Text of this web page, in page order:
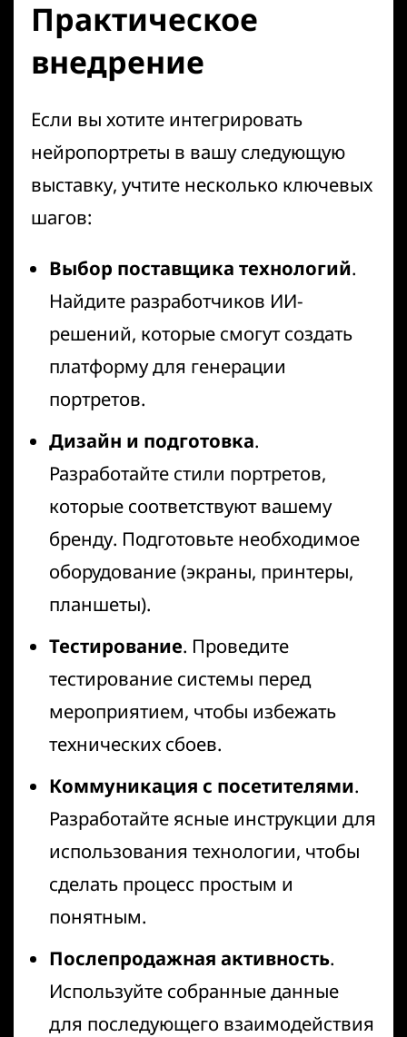
Практическое
внедрение
Если вы хотите интегрировать
нейропортреты в вашу следующую
выставку, учтите несколько ключевых
шагов:
Выбор поставщика технологий.
Найдите разработчиков ИИ-
решений, которые смогут создать
платформу для генерации
портретов.
Дизайн и подготовка.
Разработайте стили портретов,
которые соответствуют вашему
бренду. Подготовьте необходимое
оборудование (экраны, принтеры,
планшеты).
Тестирование. Проведите
тестирование системы перед
мероприятием, чтобы избежать
технических сбоев.
Коммуникация с посетителями.
Разработайте ясные инструкции для
использования технологии, чтобы
сделать процесс простым и
понятным.
Послепродажная активность.
Используйте собранные данные
для последующего взаимодействия